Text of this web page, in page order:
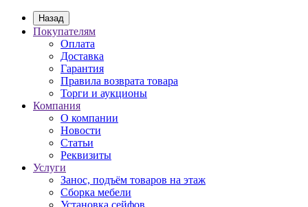
Назад
Покупателям
Оплата
Доставка
Гарантия
Правила возврата товара
Торги и аукционы
Компания
О компании
Новости
Статьи
Реквизиты
Услуги
Занос, подъём товаров на этаж
Сборка мебели
Установка сейфов